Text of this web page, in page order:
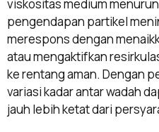
viskositas medium
pengendapan partikel
merespons dengan
atau mengaktifkan
ke rentang aman. Dengan
variasi kadar antar wadah
jauh lebih ketat dari